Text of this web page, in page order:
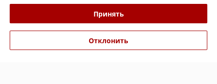
Принять
Отклонить